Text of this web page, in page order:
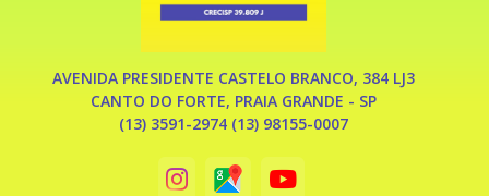
AVENIDA PRESIDENTE CASTELO BRANCO, 384 LJ3
CANTO DO FORTE, PRAIA GRANDE - SP
(13) 3591-2974 (13) 98155-0007